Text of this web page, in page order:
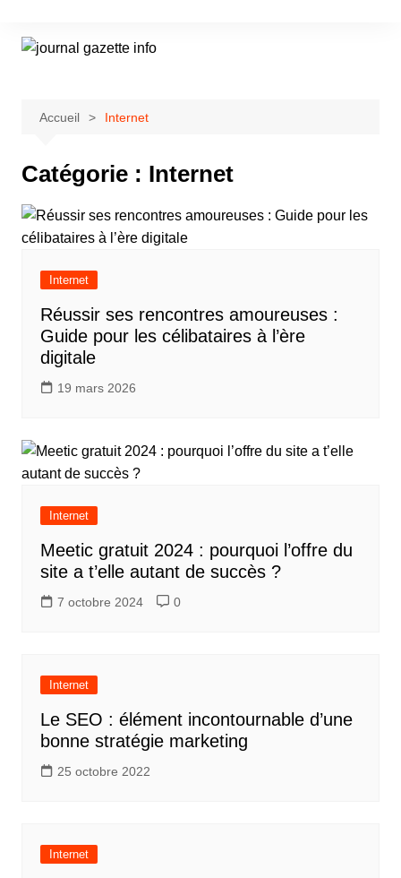
contenu
Accueil Internet
Catégorie : Internet
Internet
Réussir ses rencontres amoureuses :
Guide pour les célibataires à l’ère
digitale
19 mars 2026
Internet
Meetic gratuit 2024 : pourquoi l’offre du
site a t’elle autant de succès ?
7 octobre 2024 0
Internet
Le SEO : élément incontournable d’une
bonne stratégie marketing
25 octobre 2022
Internet